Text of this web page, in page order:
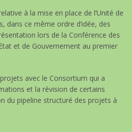
à la mise en place de l’Unité de
dans ce même ordre d’idée, des
lors de la Conférence des
et de Gouvernement au premier
avec le Consortium qui a
et la révision de certains
du pipeline structuré des projets à